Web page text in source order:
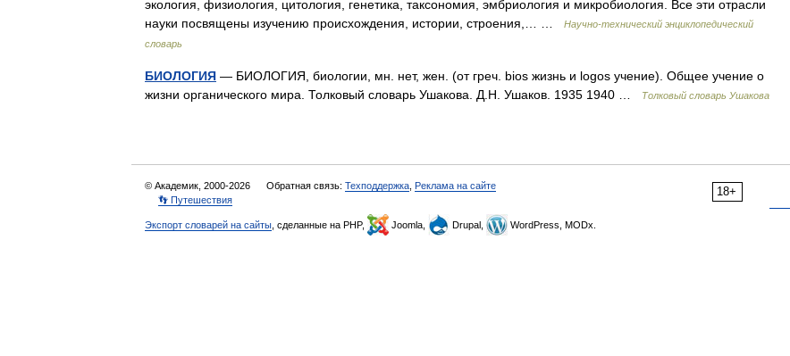
экология, физиология, цитология, генетика, таксономия, эмбриология и микробиология. Все эти отрасли
науки посвящены изучению происхождения, истории, строения,… …
Научно-технический энциклопедический
словарь
БИОЛОГИЯ — БИОЛОГИЯ, биологии, мн. нет, жен. (от греч. bios жизнь и logos учение). Общее учение о
жизни органического мира. Толковый словарь Ушакова. Д.Н. Ушаков. 1935 1940 …
Толковый словарь Ушакова
18+
© Академик, 2000-2026 Обратная связь: Техподдержка Реклама на сайте
👣 Путешествия
Экспорт словарей на сайты , сделанные на PHP, Joomla, Drupal, WordPress, MODx.